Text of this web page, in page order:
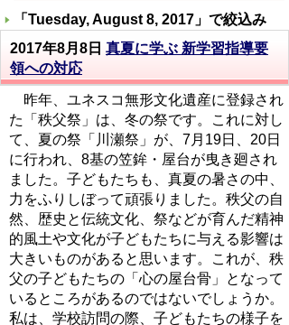
「 Tuesday, August 8, 2017 」で絞込み
2017年8月8日 真夏に学ぶ 新学習指導要
領への対応
昨年、ユネスコ無形文化遺産に登録され
た「秩父祭」は、冬の祭です。これに対し
て、夏の祭「川瀬祭」が、7月19日、20日
に行われ、8基の笠鉾・屋台が曳き廻され
ました。子どもたちも、真夏の暑さの中、
力をふりしぼって頑張りました。秩父の自
然、歴史と伝統文化、祭などが育んだ精神
的風土や文化が子どもたちに与える影響は
大きいものがあると思います。これが、秩
父の子どもたちの「心の屋台骨」となって
いるところがあるのではないでしょうか。
私は、学校訪問の際、子どもたちの様子を